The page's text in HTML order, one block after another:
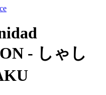
- しゃし